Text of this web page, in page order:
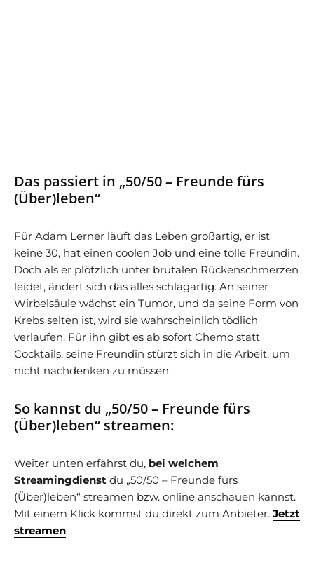
Das passiert in „50/50 – Freunde fürs
(Über)leben“
Für Adam Lerner läuft das Leben großartig, er ist
keine 30, hat einen coolen Job und eine tolle Freundin.
Doch als er plötzlich unter brutalen Rückenschmerzen
leidet, ändert sich das alles schlagartig. An seiner
Wirbelsäule wächst ein Tumor, und da seine Form von
Krebs selten ist, wird sie wahrscheinlich tödlich
verlaufen. Für ihn gibt es ab sofort Chemo statt
Cocktails, seine Freundin stürzt sich in die Arbeit, um
nicht nachdenken zu müssen.
So kannst du „50/50 – Freunde fürs
(Über)leben“ streamen:
Weiter unten erfährst du, bei welchem
Streamingdienst du „50/50 – Freunde fürs
(Über)leben“ streamen bzw. online anschauen kannst.
Mit einem Klick kommst du direkt zum Anbieter. Jetzt
streamen